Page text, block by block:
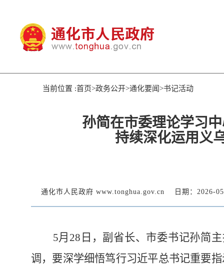
当前位置 :首页>政务公开>通化要闻>书记活动
孙简在市委理论学习
持续深化运用义
通化市人民政府 www.tonghua.gov.cn 日期：2026-
5月28日，副省长、市委书记孙简主
调，要深学细悟笃行习近平总书记重要